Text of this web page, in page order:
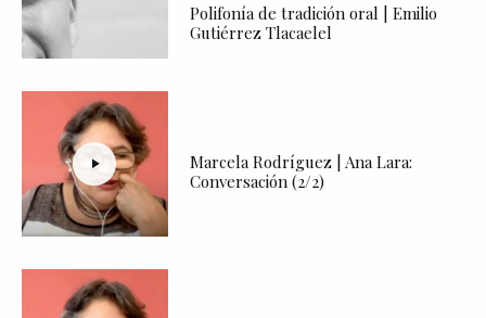
Polifonía de tradición oral | Emilio
Gutiérrez Tlacaelel
Marcela Rodríguez | Ana Lara:
Conversación (2/2)